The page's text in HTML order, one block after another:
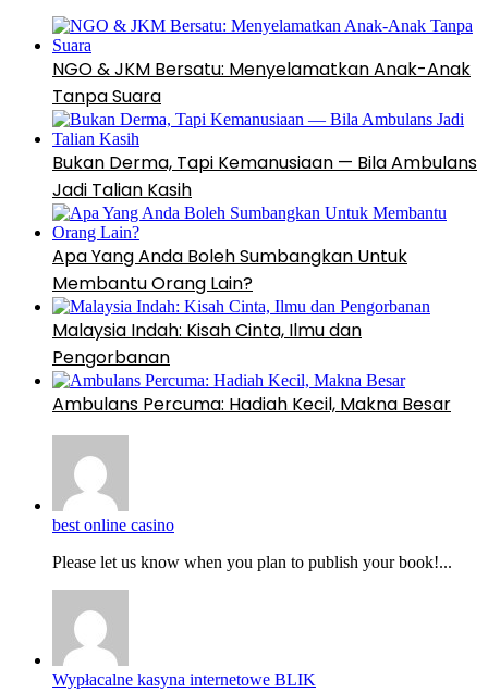
NGO & JKM Bersatu: Menyelamatkan Anak-Anak
Tanpa Suara
Bukan Derma, Tapi Kemanusiaan — Bila Ambulans
Jadi Talian Kasih
Apa Yang Anda Boleh Sumbangkan Untuk
Membantu Orang Lain?
Malaysia Indah: Kisah Cinta, Ilmu dan
Pengorbanan
Ambulans Percuma: Hadiah Kecil, Makna Besar
best online casino
Please let us know when you plan to publish your book!...
Wypłacalne kasyna internetowe BLIK